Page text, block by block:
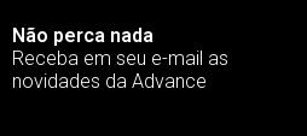
Não perca nada
Receba em seu e-mail as
novidades da Advance